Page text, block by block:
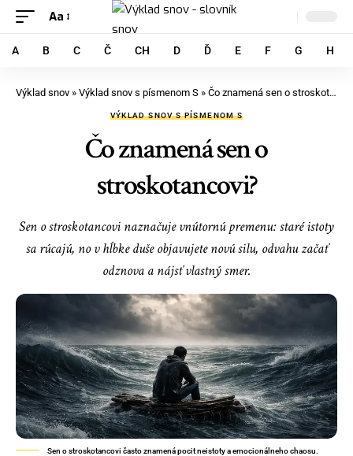
Aa
A B C Č CH D Ď E F G H
Výklad snov » Výklad snov s písmenom S » Čo znamená sen o stroskotancovi?
VÝKLAD SNOV S PÍSMENOM S
Čo znamená sen o
stroskotancovi?
Sen o stroskotancovi naznačuje vnútornú premenu: staré istoty
sa rúcajú, no v hĺbke duše objavujete novú silu, odvahu začať
odznova a nájsť vlastný smer.
Sen o stroskotancovi často znamená pocit neistoty a emocionálneho chaosu.